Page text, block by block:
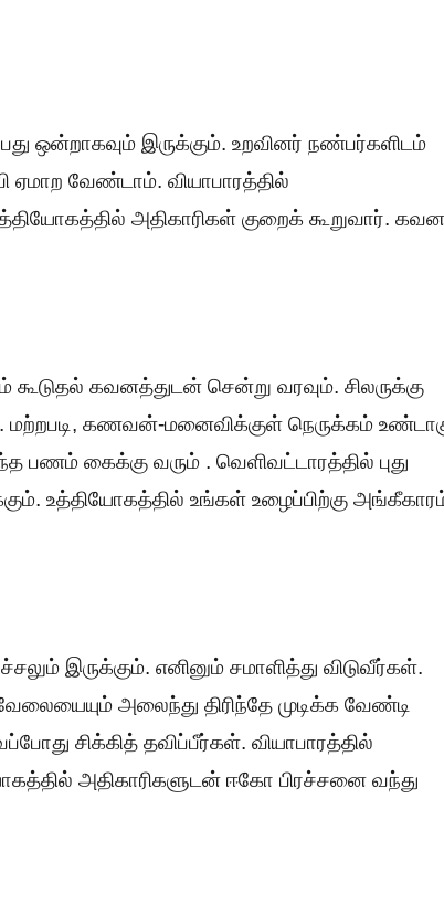
ஒன்றாகவும் இருக்கும். உறவினர் நண்பர்களிடம்
ஏமாற வேண்டாம். வியாபாரத்தில்
அதிகாரிகள் குறைக் கூறுவார்.
கவனத்துடன் சென்று வரவும். சிலருக்கு
கணவன்-மனைவிக்குள் நெருக்கம்
பணம் கைக்கு வரும் . வெளிவட்டாரத்தில் புது
உத்தியோகத்தில் உங்கள் உழைப்பிற்கு
இருக்கும். எனினும் சமாளித்து விடுவீர்கள்.
அலைந்து திரிந்தே முடிக்க வேண்டி
சிக்கித் தவிப்பீர்கள். வியாபாரத்தில்
அதிகாரிகளுடன் ஈகோ பிரச்சனை வந்து